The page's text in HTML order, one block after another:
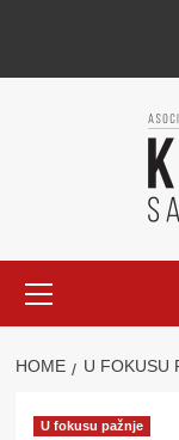
content
Menu
HOME U FOKUSU
U fokusu pažnje